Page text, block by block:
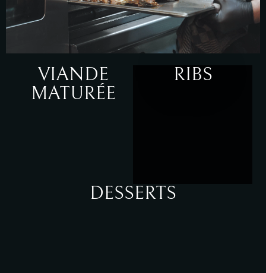
VIANDE
MATURÉE
RIBS
DESSERTS